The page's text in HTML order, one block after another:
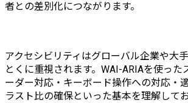
者との差別化につながります。
アクセシビリティはグローバル企業や大
とくに重視されます。WAI-ARIAを使った
ーダー対応・キーボード操作への対応・
ラスト比の確保といった基本を理解してお